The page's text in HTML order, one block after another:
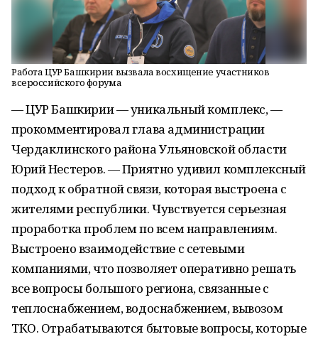
Работа ЦУР Башкирии вызвала восхищение участников
всероссийского форума
— ЦУР Башкирии — уникальный комплекс, —
прокомментировал глава администрации
Чердаклинского района Ульяновской области
Юрий Нестеров. — Приятно удивил комплексный
подход к обратной связи, которая выстроена с
жителями республики. Чувствуется серьезная
проработка проблем по всем направлениям.
Выстроено взаимодействие с сетевыми
компаниями, что позволяет оперативно решать
все вопросы большого региона, связанные с
теплоснабжением, водоснабжением, вывозом
ТКО. Отрабатываются бытовые вопросы, которые